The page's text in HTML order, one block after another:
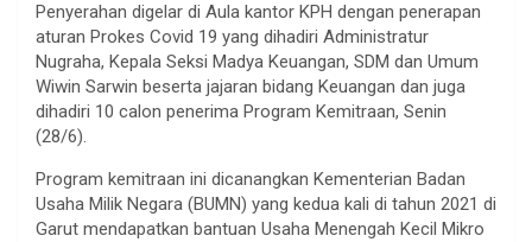
Penyerahan digelar di Aula kantor KPH dengan penerapan
aturan Prokes Covid 19 yang dihadiri Administratur
Nugraha, Kepala Seksi Madya Keuangan, SDM dan Umum
Wiwin Sarwin beserta jajaran bidang Keuangan dan juga
dihadiri 10 calon penerima Program Kemitraan, Senin
(28/6).
Program kemitraan ini dicanangkan Kementerian Badan
Usaha Milik Negara (BUMN) yang kedua kali di tahun 2021 di
Garut mendapatkan bantuan Usaha Menengah Kecil Mikro